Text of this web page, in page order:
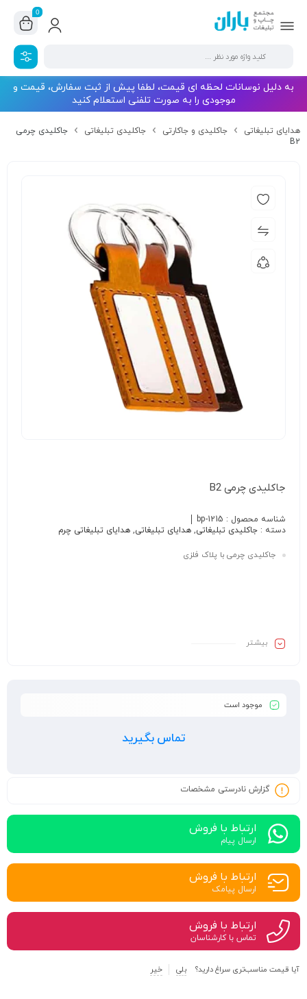
0
به دلیل نوسانات لحظه ای قیمت، لطفا پیش از ثبت سفارش، قیمت و
موجودی را به صورت تلفنی استعلام کنید
هدایای تبلیغاتی جاکلیدی و جاکارتی جاکلیدی تبلیغاتی
جاکلیدی چرمی
B2
جاکلیدی چرمی B2
شناسه محصول : bp-1215
دسته : جاکلیدی تبلیغاتی, هدایای تبلیغاتی, هدایای تبلیغاتی چرم
جاکلیدی چرمی با پلاک فلزی
بیشـتر
موجود است
تماس بگیرید
گزارش نادرستی مشخصات
ارتباط با فروش
ارسال پیام
ارتباط با فروش
ارسال پیامک
ارتباط با فروش
تماس با کارشناسان
آیا قیمت مناسب‌تری سراغ دارید؟ بلی خیر